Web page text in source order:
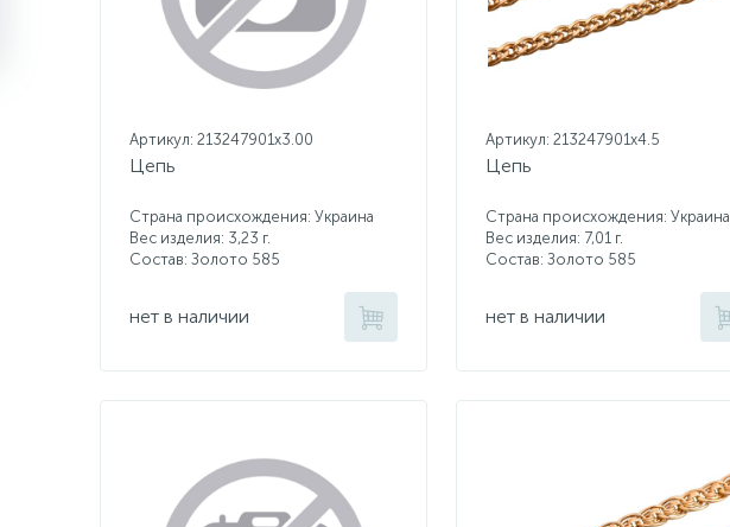
Артикул: 213247901x3.00
Цепь
Страна происхождения: Украина
Вес изделия: 3,23 г.
Состав: Золото 585
нет в наличии
Артикул: 213247901x4.5
Цепь
Страна происхождения: Украина
Вес изделия: 7,01 г.
Состав: Золото 585
нет в наличии